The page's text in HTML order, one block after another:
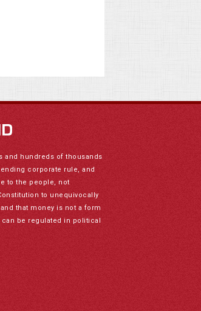
and hundreds of thousands
corporate rule, and
to the people, not
to unequivocally
that money is not a form
be regulated in political